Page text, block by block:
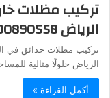
تركيب مظلات
الرياض 0500890558
تركيب مظلات حدائق في
الرياض حلولًا مثالية
أكمل القراءة »